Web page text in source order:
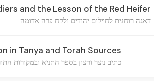
and the Lesson of the Red Heifer
דאגה רוחנית לחיילים יהודים ולקח פרה אדומה
in Tanya and Torah Sources
כתיב נוצר ורצון בספר התניא ובמקורות